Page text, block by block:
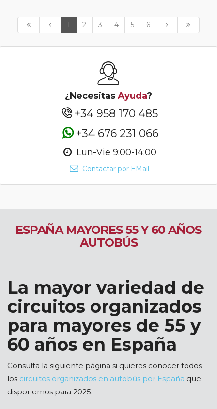
1 2 3 4 5 6
¿Necesitas Ayuda?
+34 958 170 485
+34 676 231 066
Lun-Vie 9:00-14:00
Contactar por EMail
ESPAÑA MAYORES 55 Y 60 AÑOS
AUTOBÚS
La mayor variedad de
circuitos organizados
para mayores de 55 y
60 años en España
Consulta la siguiente página si quieres conocer todos
los circuitos organizados en autobús por España que
disponemos para 2025.